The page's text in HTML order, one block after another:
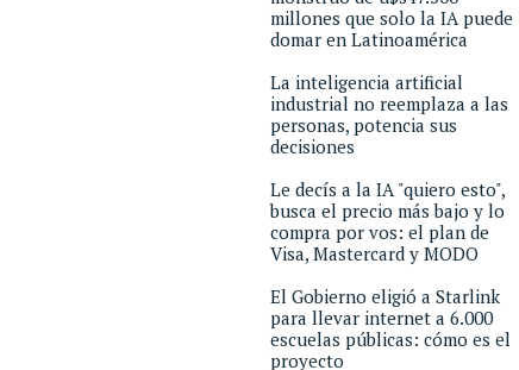
millones que solo la IA puede
domar en Latinoamérica
La inteligencia artificial
industrial no reemplaza a las
personas, potencia sus
decisiones
Le decís a la IA "quiero esto",
busca el precio más bajo y lo
compra por vos: el plan de
Visa, Mastercard y MODO
El Gobierno eligió a Starlink
para llevar internet a 6.000
escuelas públicas: cómo es el
proyecto